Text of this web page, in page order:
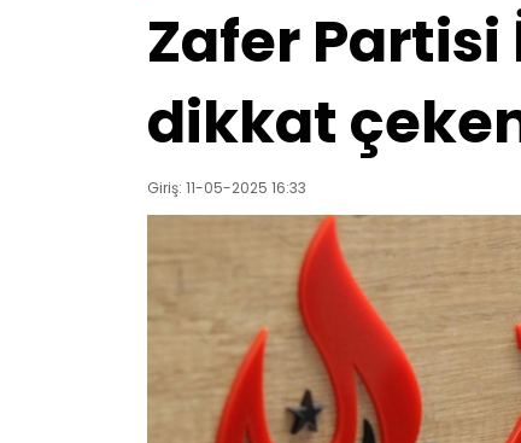
Zafer Partisi
dikkat
Giriş: 11-05-2025 16:33